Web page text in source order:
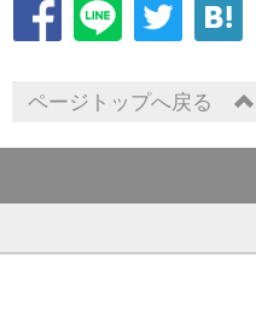
ページトップへ戻る